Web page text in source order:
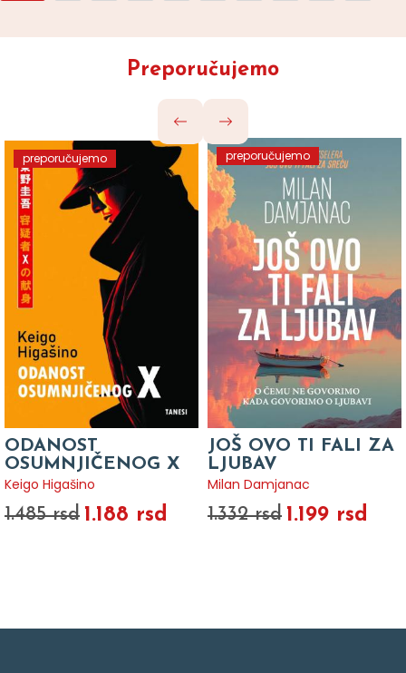
Preporučujemo
preporučujemo
ODANOST
OSUMNJIČENOG X
Keigo Higašino
1.485 rsd 1.188 rsd
preporučujemo
JOŠ OVO TI FALI ZA
LJUBAV
Milan Damjanac
1.332 rsd 1.199 rsd